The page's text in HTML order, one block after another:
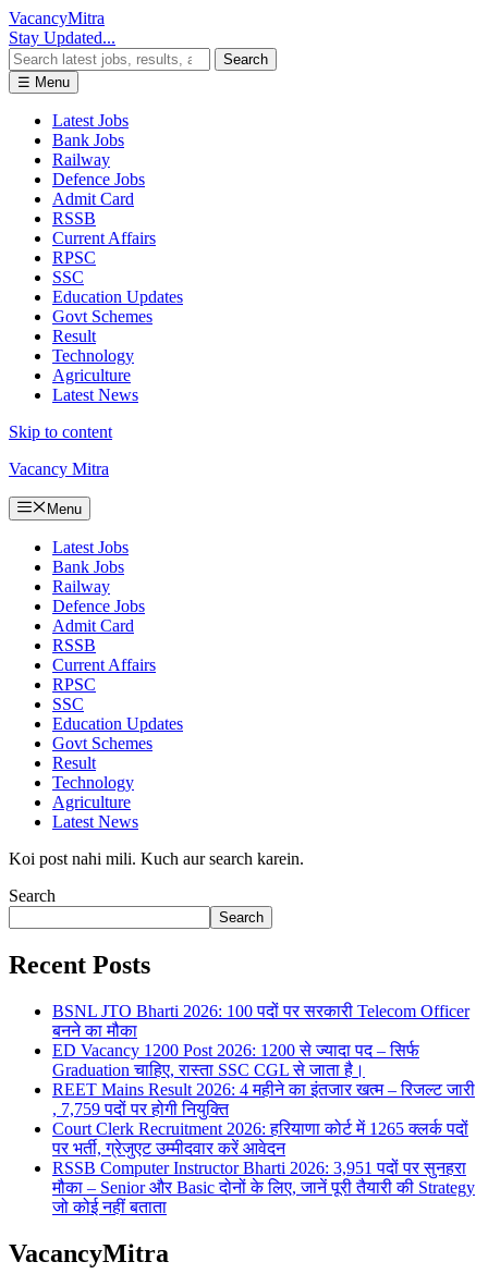
VacancyMitra
Stay Updated...
Search
☰ Menu
Latest Jobs
Bank Jobs
Railway
Defence Jobs
Admit Card
RSSB
Current Affairs
RPSC
SSC
Education Updates
Govt Schemes
Result
Technology
Agriculture
Latest News
Skip to content
Vacancy Mitra
Menu
Latest Jobs
Bank Jobs
Railway
Defence Jobs
Admit Card
RSSB
Current Affairs
RPSC
SSC
Education Updates
Govt Schemes
Result
Technology
Agriculture
Latest News
Koi post nahi mili. Kuch aur search karein.
Search
Search
Recent Posts
BSNL JTO Bharti 2026: 100 पदों पर सरकारी Telecom Officer
बनने का मौका
ED Vacancy 1200 Post 2026: 1200 से ज्यादा पद – सिर्फ
Graduation चाहिए, रास्ता SSC CGL से जाता है।
REET Mains Result 2026: 4 महीने का इंतजार खत्म – रिजल्ट जारी
, 7,759 पदों पर होगी नियुक्ति
Court Clerk Recruitment 2026: हरियाणा कोर्ट में 1265 क्लर्क पदों
पर भर्ती, ग्रेजुएट उम्मीदवार करें आवेदन
RSSB Computer Instructor Bharti 2026: 3,951 पदों पर सुनहरा
मौका – Senior और Basic दोनों के लिए, जानें पूरी तैयारी की Strategy
जो कोई नहीं बताता
VacancyMitra